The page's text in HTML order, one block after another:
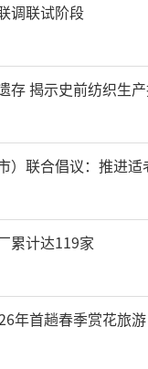
调联试阶段
存 揭示史前纺织生
）联合倡议：推进
累计达119家
年首趟春季赏花旅游